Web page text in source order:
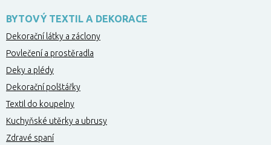
BYTOVÝ TEXTIL A DEKORACE
Dekorační látky a záclony
Povlečení a prostěradla
Deky a plédy
Dekorační polštářky
Textil do koupelny
Kuchyňské utěrky a ubrusy
Zdravé spaní